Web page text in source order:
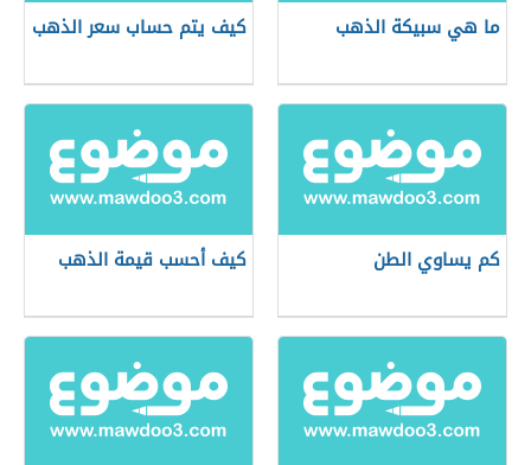
ما هي سبيكة الذهب كيف يتم حساب سعر الذهب
كم يساوي الطن كيف أحسب قيمة الذهب